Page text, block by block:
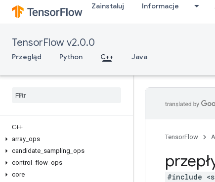
Zainstaluj Informacje
TensorFlow v2.0.0
Przegląd Python C++ Java
C++
array ops
candidate sampling ops
control
flow ops
core
TensorFlow
#include